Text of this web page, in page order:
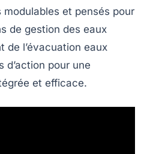
et pensés pour
de gestion des eaux
de l’évacuation eaux
d’action pour une
et efficace.